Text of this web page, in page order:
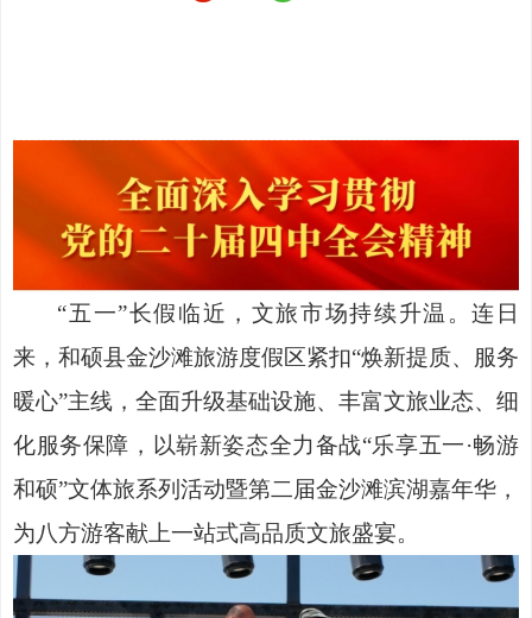
“五一”长假临近，文旅市场持续升温。连日
来，和硕县金沙滩旅游度假区紧扣“焕新提质、服务
暖心”主线，全面升级基础设施、丰富文旅业态、细
化服务保障，以崭新姿态全力备战“乐享五一·畅游
和硕”文体旅系列活动暨第二届金沙滩滨湖嘉年华，
为八方游客献上一站式高品质文旅盛宴。